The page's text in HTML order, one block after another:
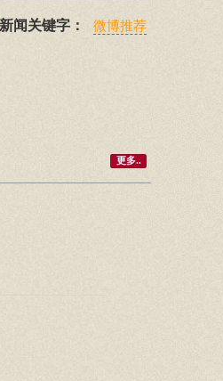
新闻关键字： 微博推荐
更多..